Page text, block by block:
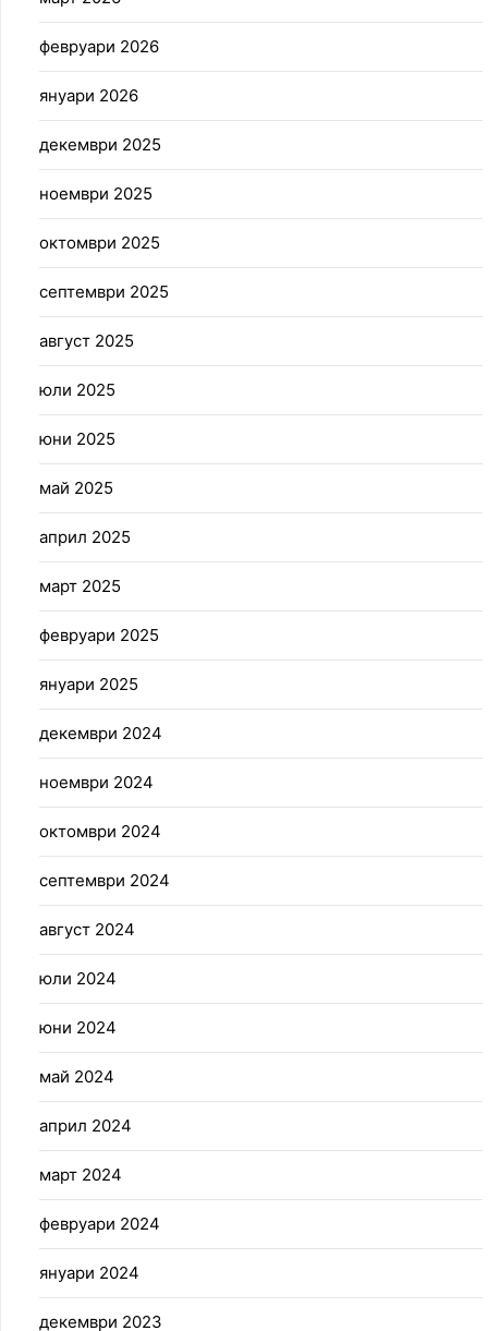
февруари 2026
януари 2026
декември 2025
ноември 2025
октомври 2025
септември 2025
август 2025
юли 2025
юни 2025
май 2025
април 2025
март 2025
февруари 2025
януари 2025
декември 2024
ноември 2024
октомври 2024
септември 2024
август 2024
юли 2024
юни 2024
май 2024
април 2024
март 2024
февруари 2024
януари 2024
декември 2023